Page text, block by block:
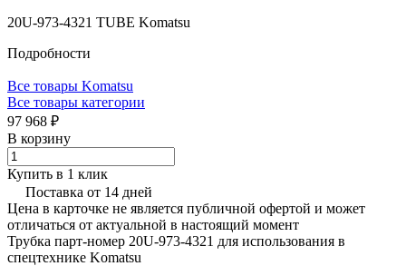
20U-973-4321 TUBE Komatsu
Подробности
Все товары Komatsu
Все товары категории
97 968 ₽
В корзину
Купить в 1 клик
Поставка от 14 дней
Цена в карточке не является публичной офертой и может
отличаться от актуальной в настоящий момент
Трубка парт-номер 20U-973-4321 для использования в
спецтехнике Komatsu